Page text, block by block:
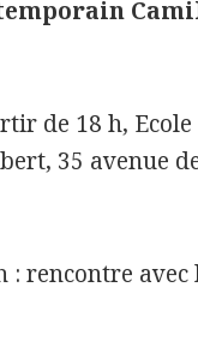
de 18 h, Ecole
35 avenue
rencontre avec